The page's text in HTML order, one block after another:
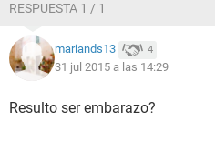
RESPUESTA 1 / 1
mariands13 4
31 jul 2015 a las 14:29
Resulto ser embarazo?